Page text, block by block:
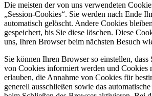
Die meisten der von uns verwendeten
„Session-Cookies“. Sie werden nach Ende
automatisch gelöscht. Andere Cookies
gespeichert, bis Sie diese löschen. Diese
uns, Ihren Browser beim nächsten Besuch
Sie können Ihren Browser so einstellen, dass
von Cookies informiert werden und Cookies
erlauben, die Annahme von Cookies für
generell ausschließen sowie das